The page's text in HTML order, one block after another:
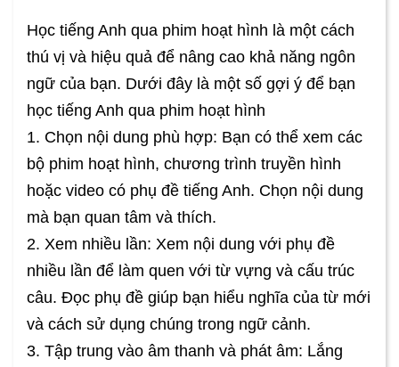
Học tiếng Anh qua phim hoạt hình là một cách
thú vị và hiệu quả để nâng cao khả năng ngôn
ngữ của bạn. Dưới đây là một số gợi ý để bạn
học tiếng Anh qua phim hoạt hình
1. Chọn nội dung phù hợp: Bạn có thể xem các
bộ phim hoạt hình, chương trình truyền hình
hoặc video có phụ đề tiếng Anh. Chọn nội dung
mà bạn quan tâm và thích.
2. Xem nhiều lần: Xem nội dung với phụ đề
nhiều lần để làm quen với từ vựng và cấu trúc
câu. Đọc phụ đề giúp bạn hiểu nghĩa của từ mới
và cách sử dụng chúng trong ngữ cảnh.
3. Tập trung vào âm thanh và phát âm: Lắng